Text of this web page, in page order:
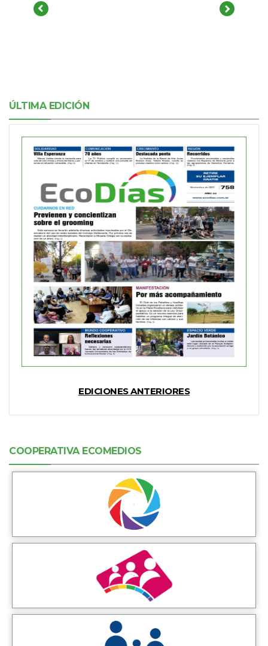
ÚLTIMA EDICIÓN
EDICIONES ANTERIORES
COOPERATIVA ECOMEDIOS